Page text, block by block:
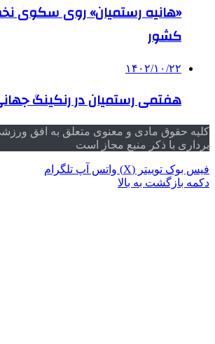
«هانیه رستمیان» روی سکوی
کشور
۱۴۰۲/۱۰/۲۲
هفتمی رستمیان در رنکینگ جهانی
کلیه حقوق مادی و معنوی متعلق به افق
برداری با ذکر منبع مجاز است
فیس بوک توییتر (X) واتس آپ تلگرام
دکمه بازگشت به بالا